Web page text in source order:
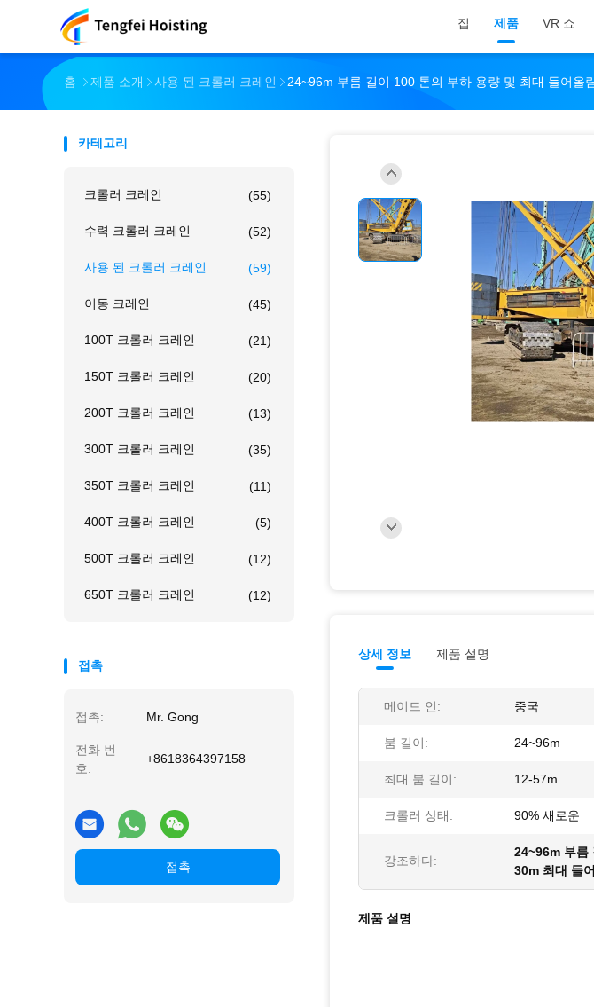
집 제품 VR 쇼
홈 제품 소개 사용 된 크롤러 크레인 24~96m 부름 길이 100 톤의 부하 용량 및 최대 들어올
카테고리
크롤러 크레인 (55)
수력 크롤러 크레인 (52)
사용 된 크롤러 크레인 (59)
이동 크레인 (45)
100T 크롤러 크레인 (21)
150T 크롤러 크레인 (20)
200T 크롤러 크레인 (13)
300T 크롤러 크레인 (35)
350T 크롤러 크레인 (11)
400T 크롤러 크레인 (5)
500T 크롤러 크레인 (12)
650T 크롤러 크레인 (12)
접촉
접촉: Mr. Gong
전화 번
호:
+8618364397158
접촉
상세 정보 제품 설명
메이드 인: 중국
붐 길이: 24~96m
최대 붐 길이: 12-57m
크롤러 상태: 90% 새로운
강조하다:
24~96m 부름
30m 최대 들
제품 설명